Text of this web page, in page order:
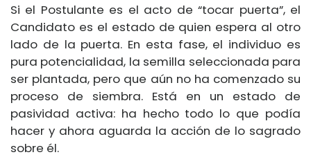
Si el Postulante es el acto de “tocar puerta”, el
Candidato es el estado de quien espera al otro
lado de la puerta. En esta fase, el individuo es
pura potencialidad, la semilla seleccionada para
ser plantada, pero que aún no ha comenzado su
proceso de siembra. Está en un estado de
pasividad activa: ha hecho todo lo que podía
hacer y ahora aguarda la acción de lo sagrado
sobre él.